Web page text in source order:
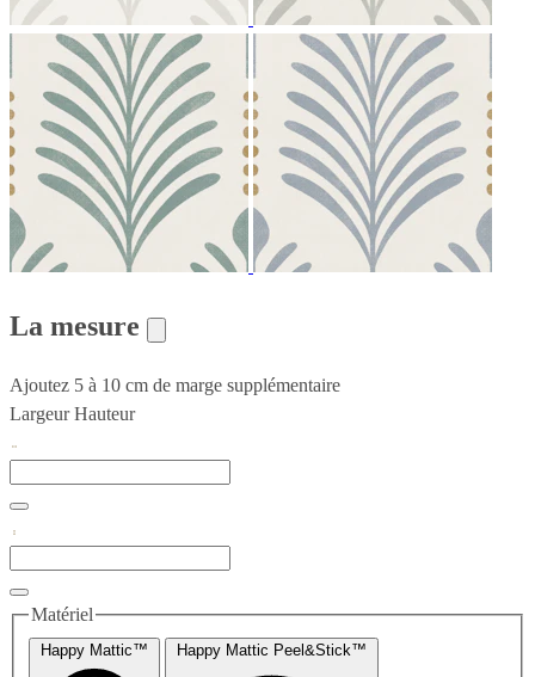
La mesure
Ajoutez 5 à 10 cm de marge supplémentaire
Largeur Hauteur
Matériel
Happy Mattic™ Happy Mattic Peel&Stick™